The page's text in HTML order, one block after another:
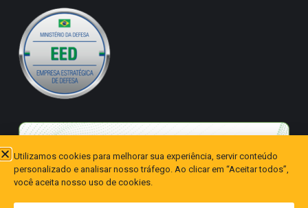
Utilizamos cookies para melhorar sua experiência, servir conteúdo
personalizado e analisar nosso tráfego. Ao clicar em “Aceitar todos”,
você aceita nosso uso de cookies.